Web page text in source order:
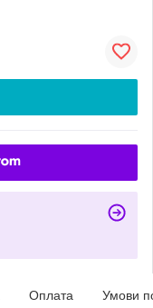
Оплата Умови